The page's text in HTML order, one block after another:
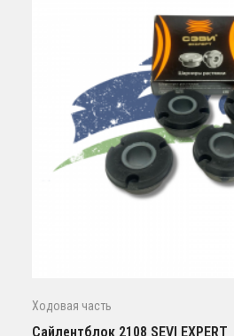
Ходовая часть
Сайлентблок 2108 SEVI EXPERT